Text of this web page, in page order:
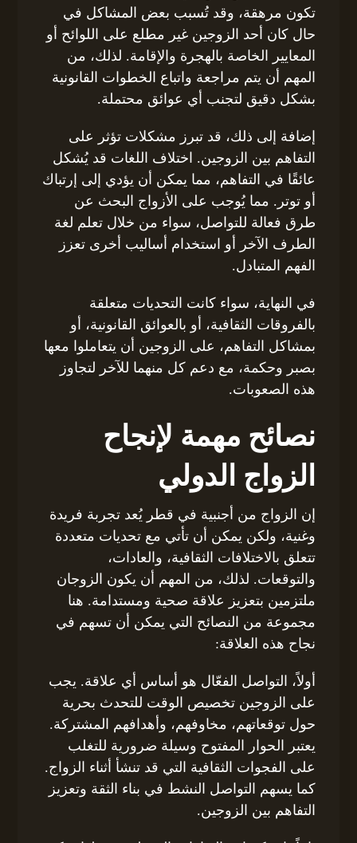
تكون مرهقة، وقد تُسبب بعض المشاكل في
حال كان أحد الزوجين غير مطلع على اللوائح أو
المعايير الخاصة بالهجرة والإقامة. لذلك، من
المهم أن يتم مراجعة واتباع الخطوات القانونية
بشكل دقيق لتجنب أي عوائق محتملة.
إضافة إلى ذلك، قد تبرز مشكلات تؤثر على
التفاهم بين الزوجين. اختلاف اللغات قد يُشكل
عائقًا في التفاهم، مما يمكن أن يؤدي إلى إرتباك
أو توتر. مما يُوجب على الأزواج البحث عن
طرق فعالة للتواصل، سواء من خلال تعلم لغة
الطرف الآخر أو استخدام أساليب أخرى تعزز
الفهم المتبادل.
في النهاية، سواء كانت التحديات متعلقة
بالفروقات الثقافية، أو بالعوائق القانونية، أو
بمشاكل التفاهم، على الزوجين أن يتعاملوا معها
بصبر وحكمة، مع دعم كل منهما للآخر لتجاوز
هذه الصعوبات.
نصائح مهمة لإنجاح
الزواج الدولي
إن الزواج من أجنبية في قطر يُعد تجربة فريدة
وغنية، ولكن يمكن أن تأتي مع تحديات متعددة
تتعلق بالاختلافات الثقافية، والعادات،
والتوقعات. لذلك، من المهم أن يكون الزوجان
ملتزمين بتعزيز علاقة صحية ومستدامة. هنا
مجموعة من النصائح التي يمكن أن تسهم في
نجاح هذه العلاقة:
أولاً، التواصل الفعّال هو أساس أي علاقة. يجب
على الزوجين تخصيص الوقت للتحدث بحرية
حول توقعاتهم، مخاوفهم، وأهدافهم المشتركة.
يعتبر الحوار المفتوح وسيلة ضرورية للتغلب
على الفجوات الثقافية التي قد تنشأ أثناء الزواج.
كما يسهم التواصل النشط في بناء الثقة وتعزيز
التفاهم بين الزوجين.